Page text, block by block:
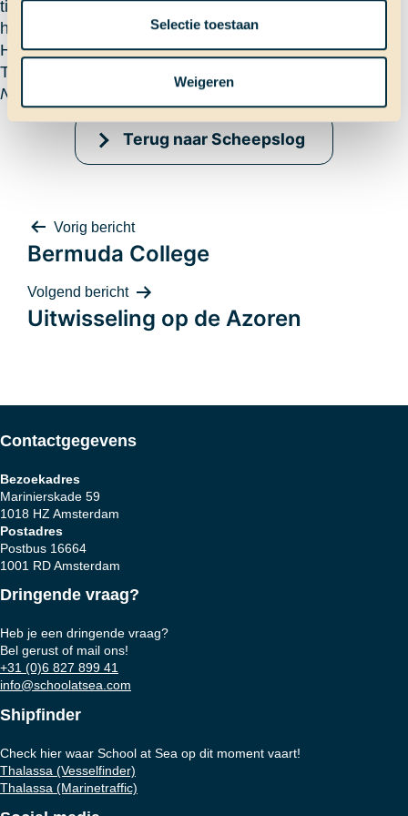
Selectie toestaan
Weigeren
tijd, omdat we de veerpont met tien minuten gemist
hadden.
Het was een geweldige dag, die ik nooit zal vergeten!
Tot over een maandje!
Nitte
Terug naar Scheepslog
Bericht
navigatie
Vorig bericht
Bermuda College
Volgend bericht
Uitwisseling op de Azoren
Contactgegevens
Bezoekadres
Marinierskade 59
1018 HZ Amsterdam
Postadres
Postbus 16664
1001 RD Amsterdam
Dringende vraag?
Heb je een dringende vraag?
Bel gerust of mail ons!
+31 (0)6 827 899 41
info@schoolatsea.com
Shipfinder
Check hier waar School at Sea op dit moment vaart!
Thalassa (Vesselfinder)
Thalassa (Marinetraffic)